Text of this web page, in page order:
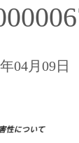
04月09日